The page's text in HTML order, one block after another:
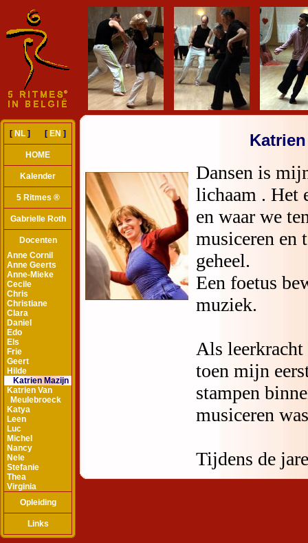
[ NL ] [ EN ]
HOME
Kalender
5 Ritmes ®
Gabrielle Roth
Docenten
Anne Cornil
Anne Geerts
Anne-Mieke
Cecile
Chris
Christiane
Clara
Daniel
Edo
Els
Frie
Geert
Hilde
Katrien Mazijn
Katrien Van
Meulebroeck
Katya
Leen
Luc
Michel
Nancy
Nele
Stefanie
Thea
Virginia
Opleiding
Links